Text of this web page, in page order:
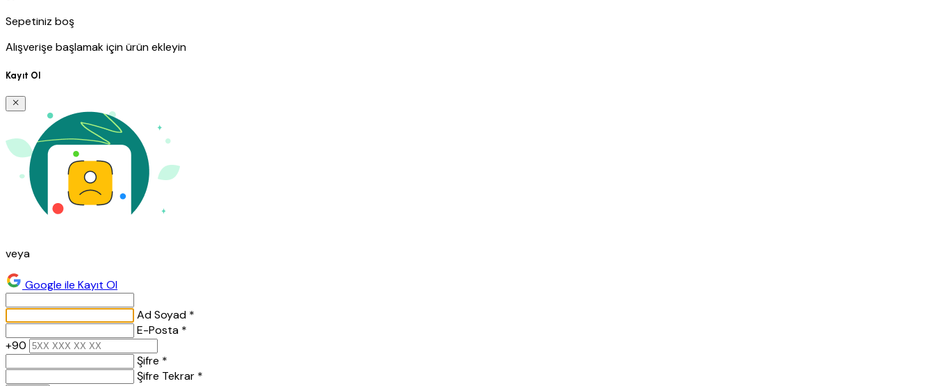
Sepetiniz boş
Alışverişe başlamak için ürün ekleyin
Kayıt Ol
veya
Google ile Kayıt Ol
Ad Soyad *
E-Posta *
+90
Şifre *
Şifre Tekrar *